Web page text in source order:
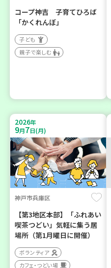
コープ神吉 子育てひろば
「かくれんぼ」
子ども
親子で楽しむ
2026年
9月7日(月)
神戸市兵庫区
【第3地区本部】「ふれあい
喫茶つどい」気軽に集う居
場所（第1月曜日に開催）
ボランティア
カフェ・つどい場